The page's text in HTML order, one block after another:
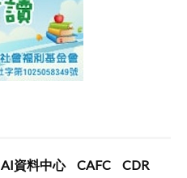
AI資料中心 CAFC
CDR